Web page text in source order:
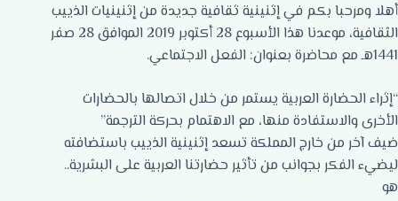
أهلا ومرحبا بكم في إثنينية ثقافية جديدة من إثنينيات الذييب
الثقافية، موعدنا هذا الأسبوع 28 أكتوبر 2019 الموافق 28 صفر
1441هـ مع محاضرة بعنوان: الفعل الاجتماعي.
“إثراء الحضارة العربية يستمر من خلال اتصالها بالحضارات
الأخرى والاستفادة منها، مع الاهتمام بحركة الترجمة”
ضيف آخر من خارج المملكة تسعد إثنينية الذييب باستضافته
ليضيء الفكر بجوانب من تأثير حضارتنا العربية على البشرية..
هو